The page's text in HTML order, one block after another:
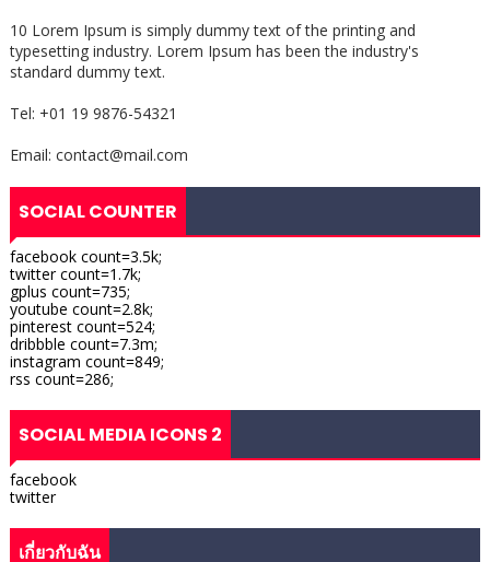
10 Lorem Ipsum is simply dummy text of the printing and
typesetting industry. Lorem Ipsum has been the industry's
standard dummy text.
Tel: +01 19 9876-54321
Email: contact@mail.com
SOCIAL COUNTER
facebook count=3.5k;
twitter count=1.7k;
gplus count=735;
youtube count=2.8k;
pinterest count=524;
dribbble count=7.3m;
instagram count=849;
rss count=286;
SOCIAL MEDIA ICONS 2
facebook
twitter
เกี่ยวกับฉัน